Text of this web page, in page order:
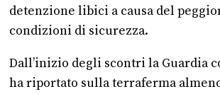
detenzione libici a causa del
condizioni di sicurezza.
Dall’inizio degli scontri la Guardia
ha riportato sulla terraferma